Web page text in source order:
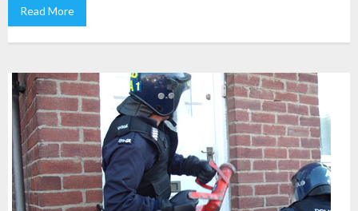
Read More